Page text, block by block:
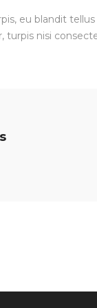
eu blandit
turpis nisi